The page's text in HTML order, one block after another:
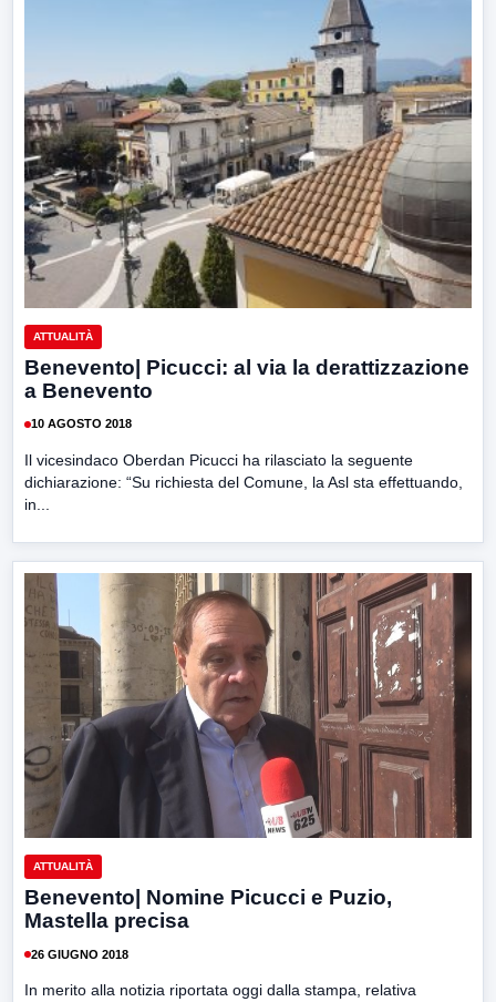
ATTUALITÀ
Benevento| Picucci: al via la derattizzazione
a Benevento
10 AGOSTO 2018
Il vicesindaco Oberdan Picucci ha rilasciato la seguente
dichiarazione: “Su richiesta del Comune, la Asl sta effettuando,
in...
ATTUALITÀ
Benevento| Nomine Picucci e Puzio,
Mastella precisa
26 GIUGNO 2018
In merito alla notizia riportata oggi dalla stampa, relativa